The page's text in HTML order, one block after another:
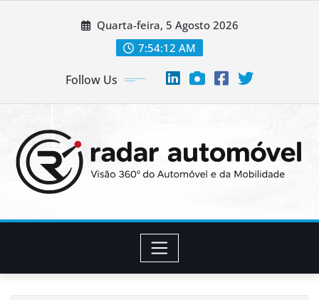
Quarta-feira, 5 Agosto 2026
7:54:13 AM
Follow Us